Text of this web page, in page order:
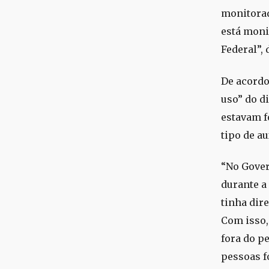
está
Federal”,
De
uso” do
estavam
tipo de
“No
durante
tinha
Com
fora do
pessoas